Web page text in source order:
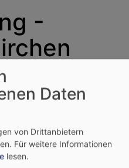
-
Daten
von Drittanbietern
Für weitere Informationen
lesen.